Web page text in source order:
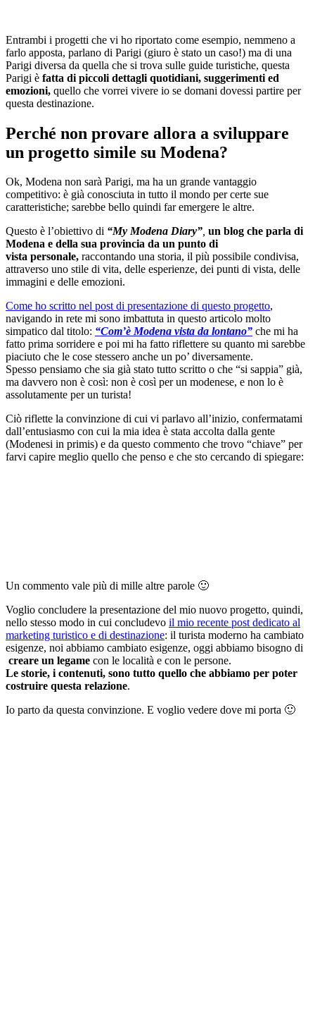
Entrambi i progetti che vi ho riportato come esempio, nemmeno a
farlo apposta, parlano di Parigi (giuro è stato un caso!) ma di una
Parigi diversa da quella che si trova sulle guide turistiche, questa
Parigi è fatta di piccoli dettagli quotidiani, suggerimenti ed
emozioni, quello che vorrei vivere io se domani dovessi partire per
questa destinazione.
Perché non provare allora a sviluppare
un progetto simile su Modena?
Ok, Modena non sarà Parigi, ma ha un grande vantaggio
competitivo: è già conosciuta in tutto il mondo per certe sue
caratteristiche; sarebbe bello quindi far emergere le altre.
Questo è l’obiettivo di “My Modena Diary”, un blog che parla di
Modena e della sua provincia da un punto di
vista personale, raccontando una storia, il più possibile condivisa,
attraverso uno stile di vita, delle esperienze, dei punti di vista, delle
immagini e delle emozioni.
Come ho scritto nel post di presentazione di questo progetto,
navigando in rete mi sono imbattuta in questo articolo molto
simpatico dal titolo: “Com’è Modena vista da lontano” che mi ha
fatto prima sorridere e poi mi ha fatto riflettere su quanto mi sarebbe
piaciuto che le cose stessero anche un po’ diversamente.
Spesso pensiamo che sia già stato tutto scritto o che “si sappia” già,
ma davvero non è così: non è così per un modenese, e non lo è
assolutamente per un turista!
Ciò riflette la convinzione di cui vi parlavo all’inizio, confermatami
dall’entusiasmo con cui la mia idea è stata accolta dalla gente
(Modenesi in primis) e da questo commento che trovo “chiave” per
farvi capire meglio quello che penso e che sto cercando di spiegare:
Un commento vale più di mille altre parole 🙂
Voglio concludere la presentazione del mio nuovo progetto, quindi,
nello stesso modo in cui concludevo il mio recente post dedicato al
marketing turistico e di destinazione: il turista moderno ha cambiato
esigenze, noi abbiamo cambiato esigenze, oggi abbiamo bisogno di
creare un legame con le località e con le persone.
Le storie, i contenuti, sono tutto quello che abbiamo per poter
costruire questa relazione.
Io parto da questa convinzione. E voglio vedere dove mi porta 🙂